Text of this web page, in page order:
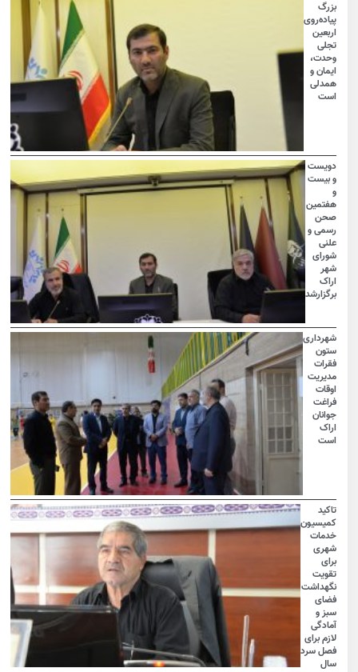
بزرگ
پیاده‌روی
اربعین
تجلی
وحدت،
ایمان و
همدلی
است
دویست
و بیست
هفتمین
صحن
رسمی و
علنی
شورای
شهر
اراک
برگزارشد
شهرداری
ستون
فقرات
مدیریت
اوقات
فراغت
جوانان
اراک
است
تاکید
کمیسیون
خدمات
شهری
برای
تقویت
نگهداشت
فضای
سبز و
آمادگی
لازم برای
فصل سرد
سال